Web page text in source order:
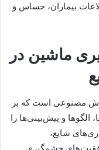
بیماران، حساس و
ماشین در
مصنوعی است که بر
الگوها و پیش‌بینی‌ها را
شایع،
چشمگیری